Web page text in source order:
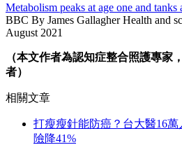
Metabolism peaks at age one and
BBC By James Gallagher Health and
August 2021
（本文作者為認知症整合照護專家
者）
相關文章
打瘦瘦針能防癌？台大醫16
險降41%